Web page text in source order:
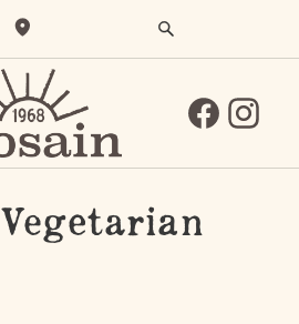
Vegetarian